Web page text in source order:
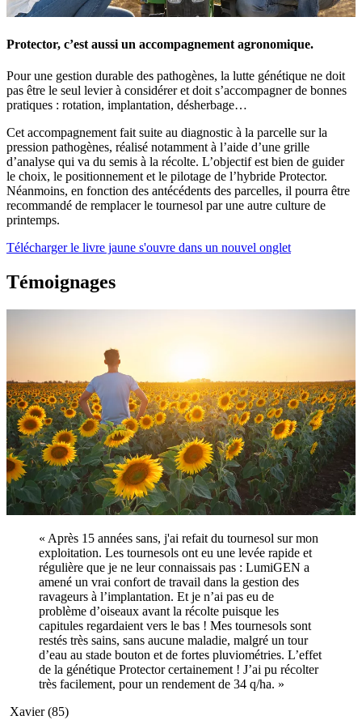
Protector, c’est aussi un accompagnement agronomique.
Pour une gestion durable des pathogènes, la lutte génétique ne doit
pas être le seul levier à considérer et doit s’accompagner de bonnes
pratiques : rotation, implantation, désherbage…
Cet accompagnement fait suite au diagnostic à la parcelle sur la
pression pathogènes, réalisé notamment à l’aide d’une grille
d’analyse qui va du semis à la récolte. L’objectif est bien de guider
le choix, le positionnement et le pilotage de l’hybride Protector.
Néanmoins, en fonction des antécédents des parcelles, il pourra être
recommandé de remplacer le tournesol par une autre culture de
printemps.
Télécharger le livre jaune s'ouvre dans un nouvel onglet
Témoignages
« Après 15 années sans, j'ai refait du tournesol sur mon
exploitation. Les tournesols ont eu une levée rapide et
régulière que je ne leur connaissais pas : LumiGEN a
amené un vrai confort de travail dans la gestion des
ravageurs à l’implantation. Et je n’ai pas eu de
problème d’oiseaux avant la récolte puisque les
capitules regardaient vers le bas ! Mes tournesols sont
restés très sains, sans aucune maladie, malgré un tour
d’eau au stade bouton et de fortes pluviométries. L’effet
de la génétique Protector certainement ! J’ai pu récolter
très facilement, pour un rendement de 34 q/ha. »
Xavier (85)